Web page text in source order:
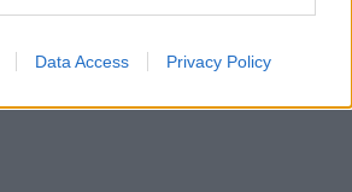
Data Access Privacy Policy